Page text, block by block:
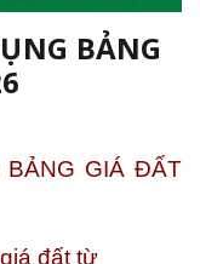
BẢNG
BẢNG GIÁ ĐẤT
đất từ